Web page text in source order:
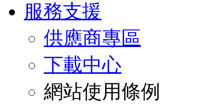
服務支援
供應商專區
下載中心
網站使用條例